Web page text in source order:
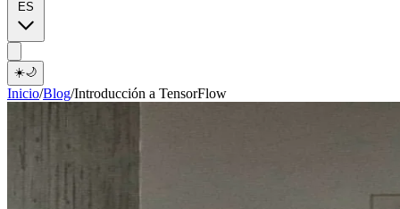
☀️🌙
Inicio/Blog/Introducción a TensorFlow